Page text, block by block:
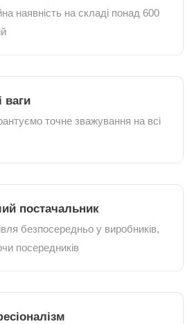
наявність на складі понад 600
ваги
точне зважування на всі
постачальник
безпосередньо у виробників,
посередників